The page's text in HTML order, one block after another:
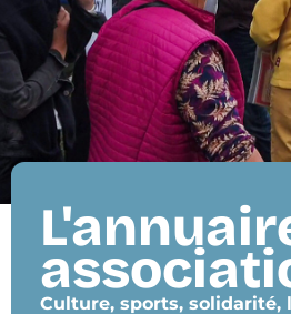
Culture, sports, solidarité,